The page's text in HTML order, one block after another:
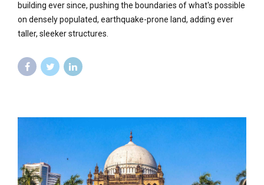
building ever since, pushing the boundaries of what's possible
on densely populated, earthquake-prone land, adding ever
taller, sleeker structures.